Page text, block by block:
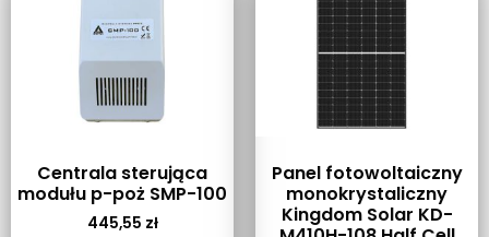
Centrala sterująca
modułu p-poż SMP-100
445,55 zł
Panel fotowoltaiczny
monokrystaliczny
Kingdom Solar KD-